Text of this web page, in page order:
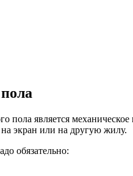
пола является
экран или на другую жилу.
обязательно: